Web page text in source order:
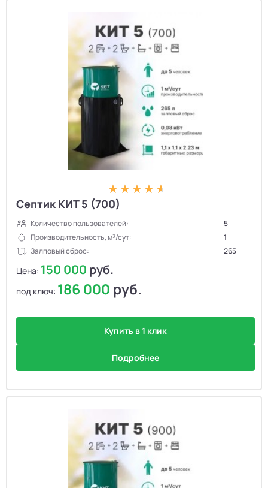
Септик КИТ 5 (700)
Количество пользователей:
5
Производительность, м³/сут:
1
Залповый сброс:
265
Цена: 150 000 руб.
под ключ: 186 000 руб.
Купить в 1 клик
Подробнее